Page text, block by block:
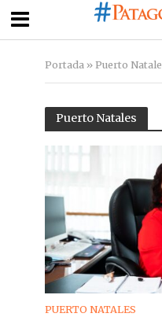
Portada» Puerto
Puerto Natales
PUERTO NATALES